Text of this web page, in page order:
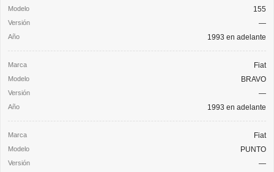
155
—
1993 en adelante
Fiat
BRAVO
—
1993 en adelante
Fiat
PUNTO
—